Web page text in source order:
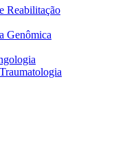
Reabilitação
Genômica